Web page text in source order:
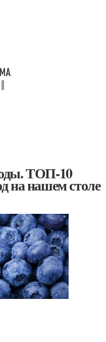
ТОП-10
на нашем столе